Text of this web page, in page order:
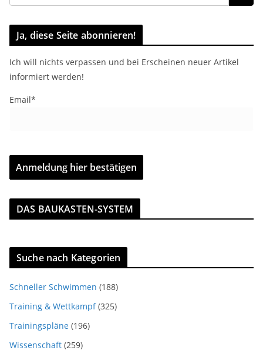
Ja, diese Seite abonnieren!
Ich will nichts verpassen und bei Erscheinen neuer Artikel
informiert werden!
Email*
DAS BAUKASTEN-SYSTEM
Suche nach Kategorien
Schneller Schwimmen (188)
Training & Wettkampf(325)
Trainingspläne (196)
Wissenschaft (259)